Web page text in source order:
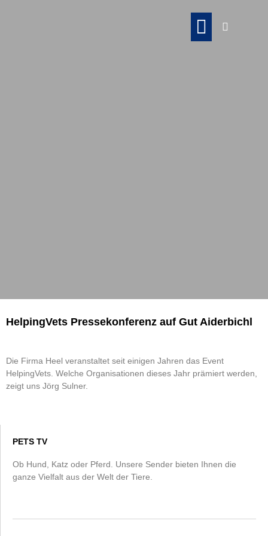
HelpingVets Pressekonferenz auf Gut Aiderbichl
Die Firma Heel veranstaltet seit einigen Jahren das Event
HelpingVets. Welche Organisationen dieses Jahr prämiert werden,
zeigt uns Jörg Sulner.
PETS TV
Ob Hund, Katz oder Pferd. Unsere Sender bieten Ihnen die
ganze Vielfalt aus der Welt der Tiere.